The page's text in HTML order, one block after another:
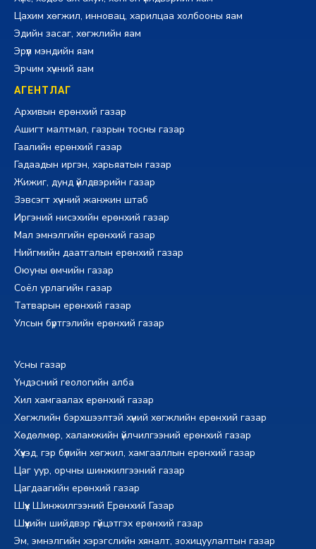
Цахим хөгжил, инновац, харилцаа холбооны яам
Эдийн засаг, хөгжлийн яам
Эрүүл мэндийн яам
Эрчим хүчний яам
АГЕНТЛАГ
Архивын ерөнхий газар
Ашигт малтмал, газрын тосны газар
Гаалийн ерөнхий газар
Гадаадын иргэн, харьяатын газар
Жижиг, дунд үйлдвэрийн газар
Зэвсэгт хүчний жанжин штаб
Иргэний нисэхийн ерөнхий газар
Мал эмнэлгийн ерөнхий газар
Нийгмийн даатгалын ерөнхий газар
Оюуны өмчийн газар
Соёл урлагийн газар
Татварын ерөнхий газар
Улсын бүртгэлийн ерөнхий газар
Усны газар
Үндэсний геологийн алба
Хил хамгаалах ерөнхий газар
Хөгжлийн бэрхшээлтэй хүний хөгжлийн ерөнхий газар
Хөдөлмөр, халамжийн үйлчилгээний ерөнхий газар
Хүүхэд, гэр бүлийн хөгжил, хамгааллын ерөнхий газар
Цаг уур, орчны шинжилгээний газар
Цагдаагийн ерөнхий газар
Шүүх Шинжилгээний Ерөнхий Газар
Шүүхийн шийдвэр гүйцэтгэх ерөнхий газар
Эм, эмнэлгийн хэрэгслийн хяналт, зохицуулалтын газар